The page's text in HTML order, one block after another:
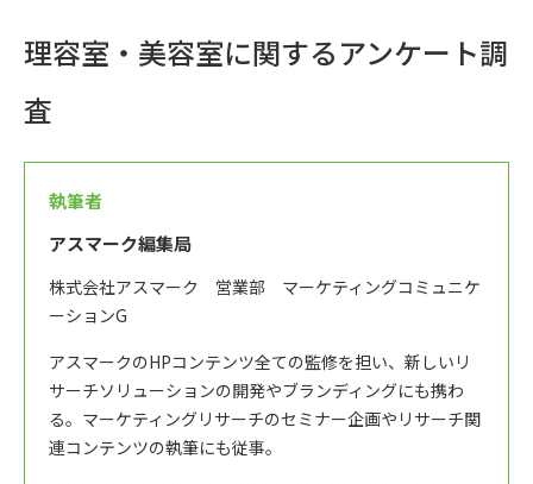
理容室・美容室に関するアンケート調
査
執筆者
アスマーク編集局
株式会社アスマーク 営業部 マーケティングコミュニケ
ーションG
アスマークのHPコンテンツ全ての監修を担い、新しいリ
サーチソリューションの開発やブランディングにも携わ
る。マーケティングリサーチのセミナー企画やリサーチ関
連コンテンツの執筆にも従事。